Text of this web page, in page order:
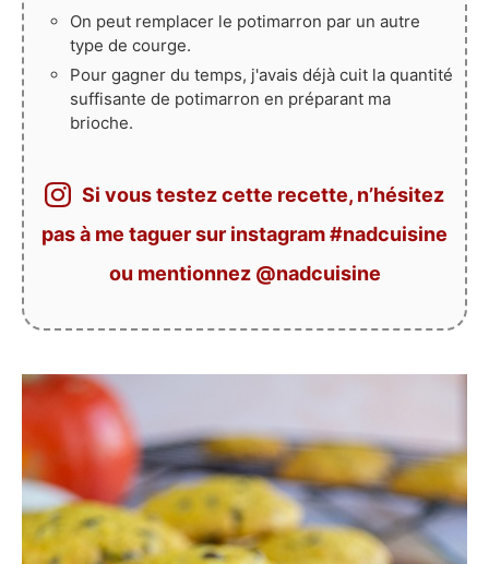
On peut remplacer le potimarron par un autre
type de courge.
Pour gagner du temps, j'avais déjà cuit la quantité
suffisante de potimarron en préparant ma
brioche.
Si vous testez cette recette, n’hésitez
pas à me taguer sur instagram #nadcuisine
ou mentionnez @nadcuisine